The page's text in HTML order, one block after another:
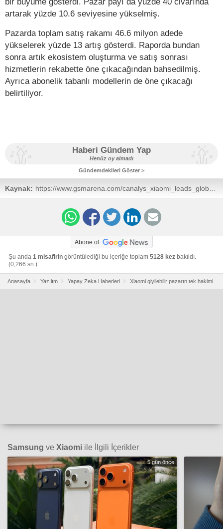
artarak yüzde 10.6 seviyesine yükselmiş.
Pazarda toplam satış rakamı 46.6 milyon adede
yükselerek yüzde 13 artış gösterdi. Raporda bundan
sonra artık ekosistem oluşturma ve satış sonrası
hizmetlerin rekabette öne çıkacağından bahsedilmiş.
Ayrıca abonelik tabanlı modellerin de öne çıkacağı
belirtiliyor.
Haberi Gündem Yap
Henüz oy almadı
Gündemdekileri Göster >
Kaynak: https://www.gsmarena.com/
news-67944.php
Abone ol
Şu anda 1 misafirin görüntülediği bu içeriğe toplam 5128 kez bakıldı.
(0,266 sn.)
Anasayfa Yazılım Yapay Zeka Haberleri Xiaomi giyilebilir pazarın tek hakimi
Samsung ve Xiaomi ile İlgili İçerikler
5 gün önce